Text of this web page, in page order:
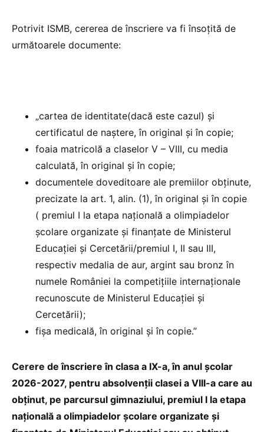
Potrivit ISMB, cererea de înscriere va fi însoțită de
următoarele documente:
„cartea de identitate(dacă este cazul) și
certificatul de naştere, în original şi în copie;
foaia matricolă a claselor V – VIII, cu media
calculată, în original şi în copie;
documentele doveditoare ale premiilor obținute,
precizate la art. 1, alin. (1), în original şi în copie
( premiul I la etapa națională a olimpiadelor
școlare organizate și finanțate de Ministerul
Educației și Cercetării/premiul I, II sau III,
respectiv medalia de aur, argint sau bronz în
numele României la competițiile internaționale
recunoscute de Ministerul Educației și
Cercetării);
fișa medicală, în original şi în copie.”
Cerere de înscriere în clasa a IX-a, în anul școlar
2026-2027, pentru absolvenții clasei a VIII-a care au
obținut, pe parcursul gimnaziului, premiul I la etapa
națională a olimpiadelor școlare organizate și